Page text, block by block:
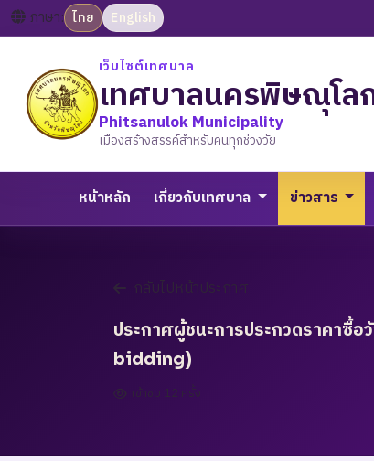
ภาษา: ไทย English
เว็บไซต์เทศบาล
เทศบาลนครพิษณุโล
Phitsanulok Municipality
เมืองสร้างสรรค์สำหรับคนทุกช่วงวัย
หน้าหลัก เกี่ยวกับเทศบาล ข่าวสาร
กลับไปหน้าประกาศ
ประกาศผู้ชนะการประกวดราคาซื้
bidding)
เข้าชม 12 ครั้ง